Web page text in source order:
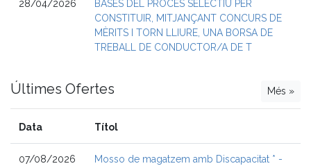
28/04/2026
BASES DEL PROCÉS SELECTIU PER
CONSTITUIR, MITJANÇANT CONCURS DE
MÈRITS I TORN LLIURE, UNA BORSA DE
TREBALL DE CONDUCTOR/A DE T
Més »
Últimes Ofertes
Data Títol
07/08/2026
Mosso de magatzem amb Discapacitat * -